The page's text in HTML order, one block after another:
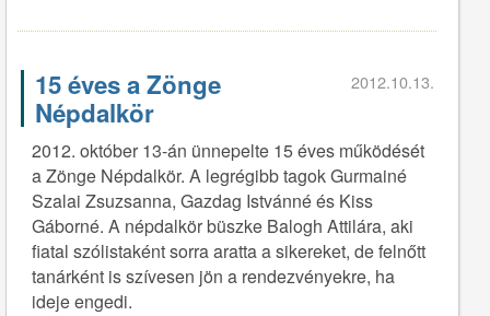
15 éves a Zönge
Népdalkör
2012.10.13.
2012. október 13-án ünnepelte 15 éves működését
a Zönge Népdalkör. A legrégibb tagok Gurmainé
Szalai Zsuzsanna, Gazdag Istvánné és Kiss
Gáborné. A népdalkör büszke Balogh Attilára, aki
fiatal szólistaként sorra aratta a sikereket, de felnőtt
tanárként is szívesen jön a rendezvényekre, ha
ideje engedi.